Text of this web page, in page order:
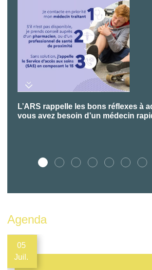
L’ARS rappelle les bons réflexes à
vous avez besoin d’un médecin
Agenda
05
Juil.